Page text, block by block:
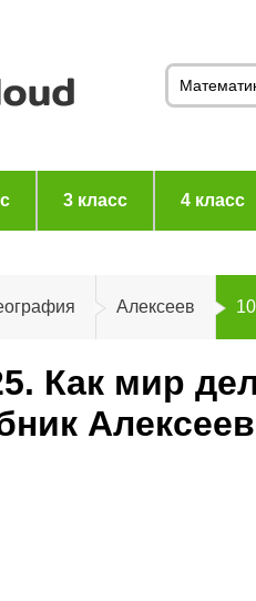
3 класс 4 класс
Алексеев 10
Как мир